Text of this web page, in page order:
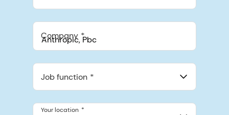
Company
548 Market St Pmb 90375, San Francisco, California, US
Job function
Your location